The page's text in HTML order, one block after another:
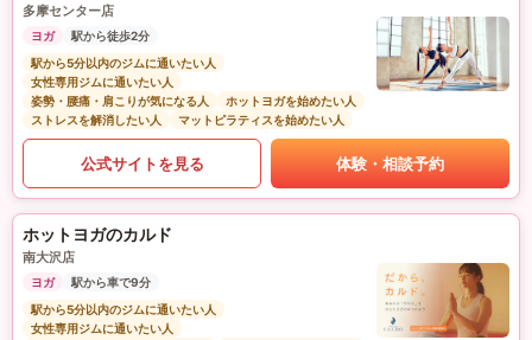
多摩センター店
ヨガ
駅から徒歩2分
駅から5分以内のジムに通いたい人
女性専用ジムに通いたい人
姿勢・腰痛・肩こりが気になる人
ホットヨガを始めたい人
ストレスを解消したい人
マットピラティスを始めたい人
公式サイトを見る 体験・相談予約
ホットヨガのカルド
南大沢店
ヨガ
駅から車で9分
駅から5分以内のジムに通いたい人
女性専用ジムに通いたい人